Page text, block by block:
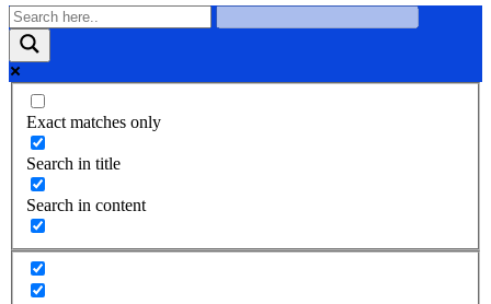
Exact matches only
Search in title
Search in content